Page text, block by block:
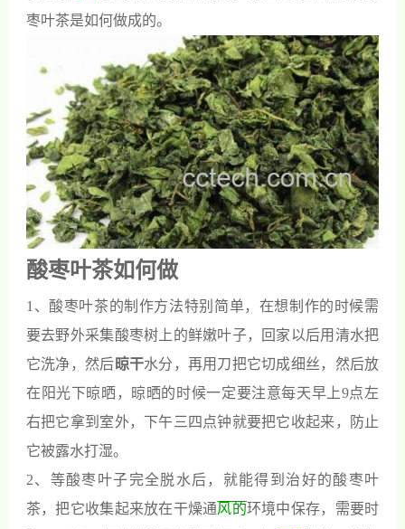
枣叶茶是如何做成的。
酸枣叶茶如何做
1、酸枣叶茶的制作方法特别简单，在想制作的时候需
要去野外采集酸枣树上的鲜嫩叶子，回家以后用清水把
它洗净，然后 晾干水分，再用刀把它切成细丝，然后放
在阳光下晾晒，晾晒的时候一定要注意每天早上9点左
右把它拿到室外，下午三四点钟就要把它收起来，防止
它被露水打湿。
2、等酸枣叶子完全脱水后，就能得到治好的酸枣叶
茶，把它收集起来放在干燥通风的环境中保存，需要时